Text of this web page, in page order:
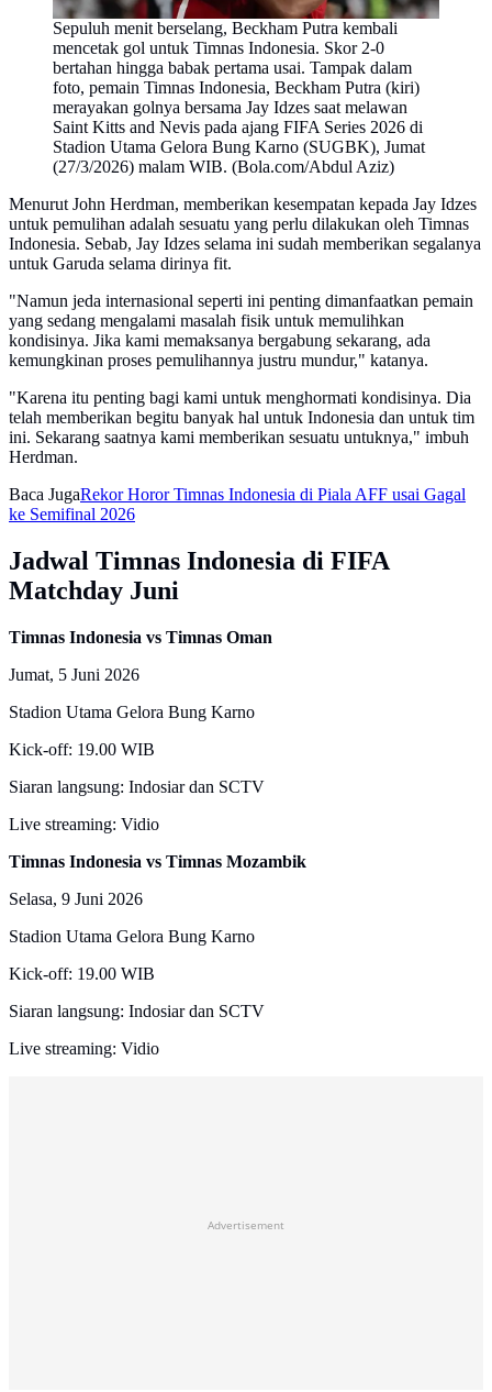
Sepuluh menit berselang, Beckham Putra kembali
mencetak gol untuk Timnas Indonesia. Skor 2-0
bertahan hingga babak pertama usai. Tampak dalam
foto, pemain Timnas Indonesia, Beckham Putra (kiri)
merayakan golnya bersama Jay Idzes saat melawan
Saint Kitts and Nevis pada ajang FIFA Series 2026 di
Stadion Utama Gelora Bung Karno (SUGBK), Jumat
(27/3/2026) malam WIB. (Bola.com/Abdul Aziz)
Menurut John Herdman, memberikan kesempatan kepada Jay Idzes
untuk pemulihan adalah sesuatu yang perlu dilakukan oleh Timnas
Indonesia. Sebab, Jay Idzes selama ini sudah memberikan segalanya
untuk Garuda selama dirinya fit.
"Namun jeda internasional seperti ini penting dimanfaatkan pemain
yang sedang mengalami masalah fisik untuk memulihkan
kondisinya. Jika kami memaksanya bergabung sekarang, ada
kemungkinan proses pemulihannya justru mundur," katanya.
"Karena itu penting bagi kami untuk menghormati kondisinya. Dia
telah memberikan begitu banyak hal untuk Indonesia dan untuk tim
ini. Sekarang saatnya kami memberikan sesuatu untuknya," imbuh
Herdman.
Baca JugaRekor Horor Timnas Indonesia di Piala AFF usai Gagal
ke Semifinal 2026
Jadwal Timnas Indonesia di FIFA
Matchday Juni
Timnas Indonesia vs Timnas Oman
Jumat, 5 Juni 2026
Stadion Utama Gelora Bung Karno
Kick-off: 19.00 WIB
Siaran langsung: Indosiar dan SCTV
Live streaming: Vidio
Timnas Indonesia vs Timnas Mozambik
Selasa, 9 Juni 2026
Stadion Utama Gelora Bung Karno
Kick-off: 19.00 WIB
Siaran langsung: Indosiar dan SCTV
Live streaming: Vidio
Advertisement